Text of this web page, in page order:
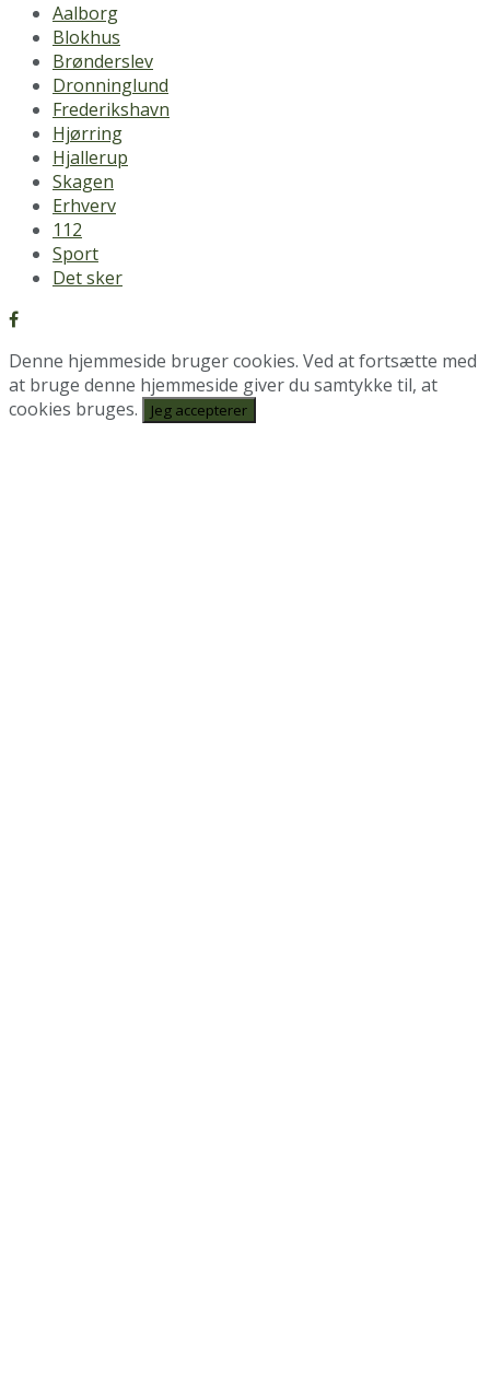
Aalborg
Blokhus
Brønderslev
Dronninglund
Frederikshavn
Hjørring
Hjallerup
Skagen
Erhverv
112
Sport
Det sker
Denne hjemmeside bruger cookies. Ved at fortsætte med
at bruge denne hjemmeside giver du samtykke til, at
cookies bruges.
Jeg accepterer